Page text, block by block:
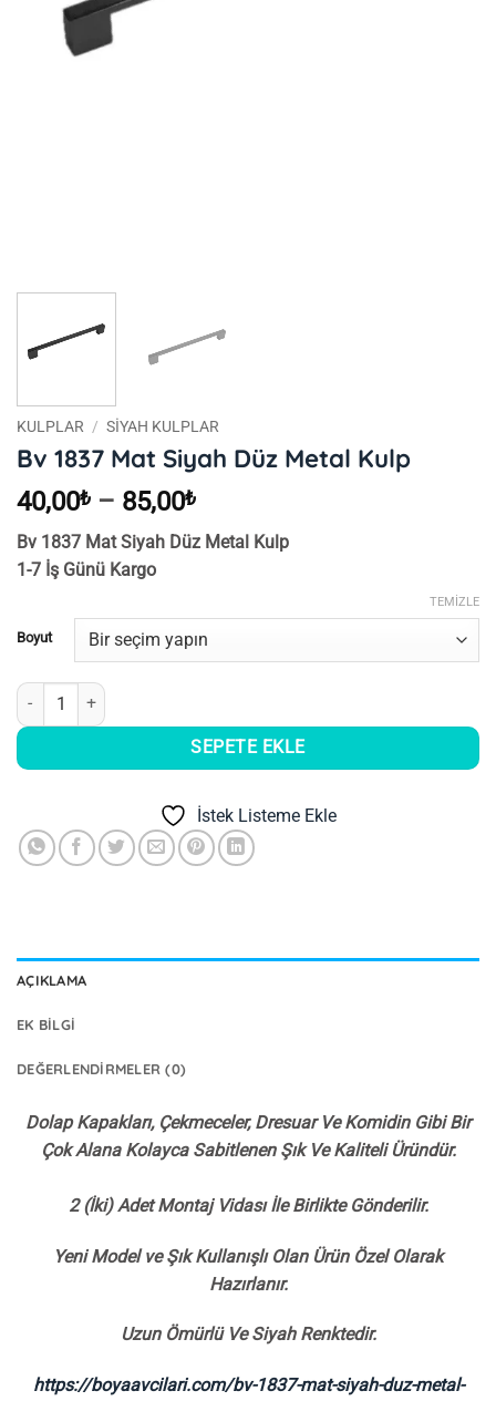
KULPLAR / SIYAH KULPLAR
Bv 1837 Mat Siyah Düz Metal Kulp
40,00₺ – 85,00₺Fiyat
aralığı:
40,00₺
Bv 1837 Mat Siyah Düz Metal Kulp
1-7 İş Günü Kargo
Boyut
TEMIZLE
Bv 1837 Mat Siyah Düz Metal Kulp adet
SEPETE EKLE
İstek Listeme Ekle
AÇIKLAMA
EK BILGI
DEĞERLENDIRMELER (0)
Dolap Kapakları, Çekmeceler, Dresuar Ve Komidin Gibi Bir
Çok Alana Kolayca Sabitlenen Şık Ve Kaliteli Üründür.
2 (İki) Adet Montaj Vidası İle Birlikte Gönderilir.
Yeni Model ve Şık Kullanışlı Olan Ürün Özel Olarak
Hazırlanır.
Uzun Ömürlü Ve Siyah Renktedir.
https://boyaavcilari.com/bv-1837-mat-siyah-duz-metal-